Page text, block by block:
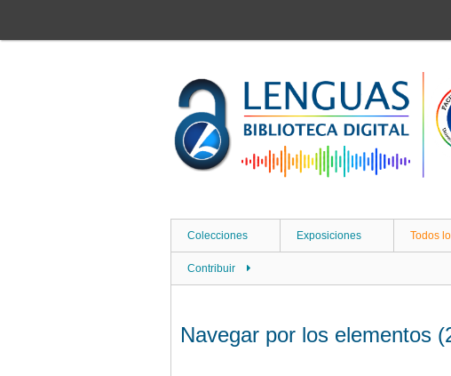
contenido
Colecciones Exposiciones Todos
Contribuir
Navegar por los elementos